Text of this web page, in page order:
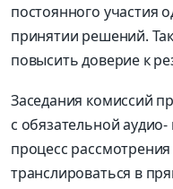
постоянного участия
принятии решений.
повысить доверие к
Заседания комиссий
с обязательной
процесс
транслироваться в